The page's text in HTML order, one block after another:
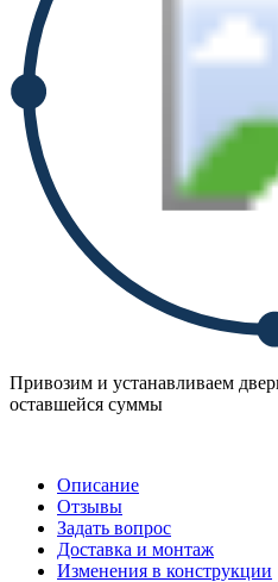
Привозим и устанавливаем
оставшейся суммы
Описание
Отзывы
Задать вопрос
Доставка и монтаж
Изменения в конструкции